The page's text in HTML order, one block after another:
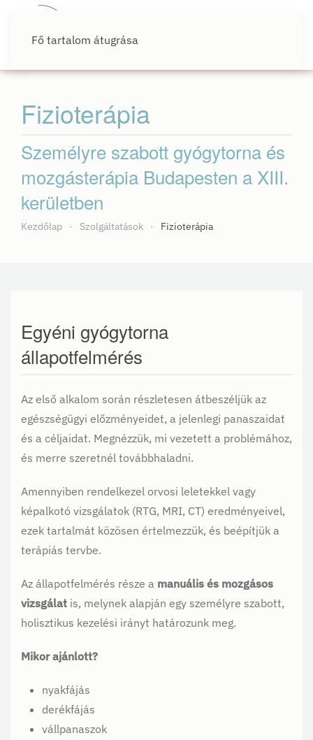
Fő tartalom átugrása
Fizioterápia
Személyre szabott gyógytorna és
mozgásterápia Budapesten a XIII.
kerületben
Kezdőlap Szolgáltatások Fizioterápia
Egyéni gyógytorna
állapotfelmérés
Az első alkalom során részletesen átbeszéljük az
egészségügyi előzményeidet, a jelenlegi panaszaidat
és a céljaidat. Megnézzük, mi vezetett a problémához,
és merre szeretnél továbbhaladni.
Amennyiben rendelkezel orvosi leletekkel vagy
képalkotó vizsgálatok (RTG, MRI, CT) eredményeivel,
ezek tartalmát közösen értelmezzük, és beépítjük a
terápiás tervbe.
Az állapotfelmérés része a manuális és mozgásos
vizsgálat is, melynek alapján egy személyre szabott,
holisztikus kezelési irányt határozunk meg.
Mikor ajánlott?
nyakfájás
derékfájás
vállpanaszok